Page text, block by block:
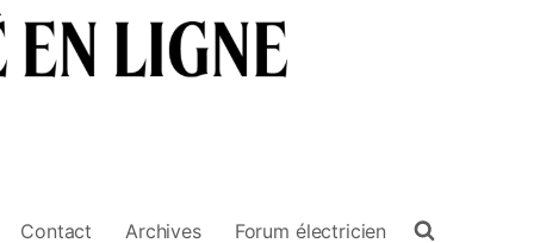
Contact Archives Forum électricien